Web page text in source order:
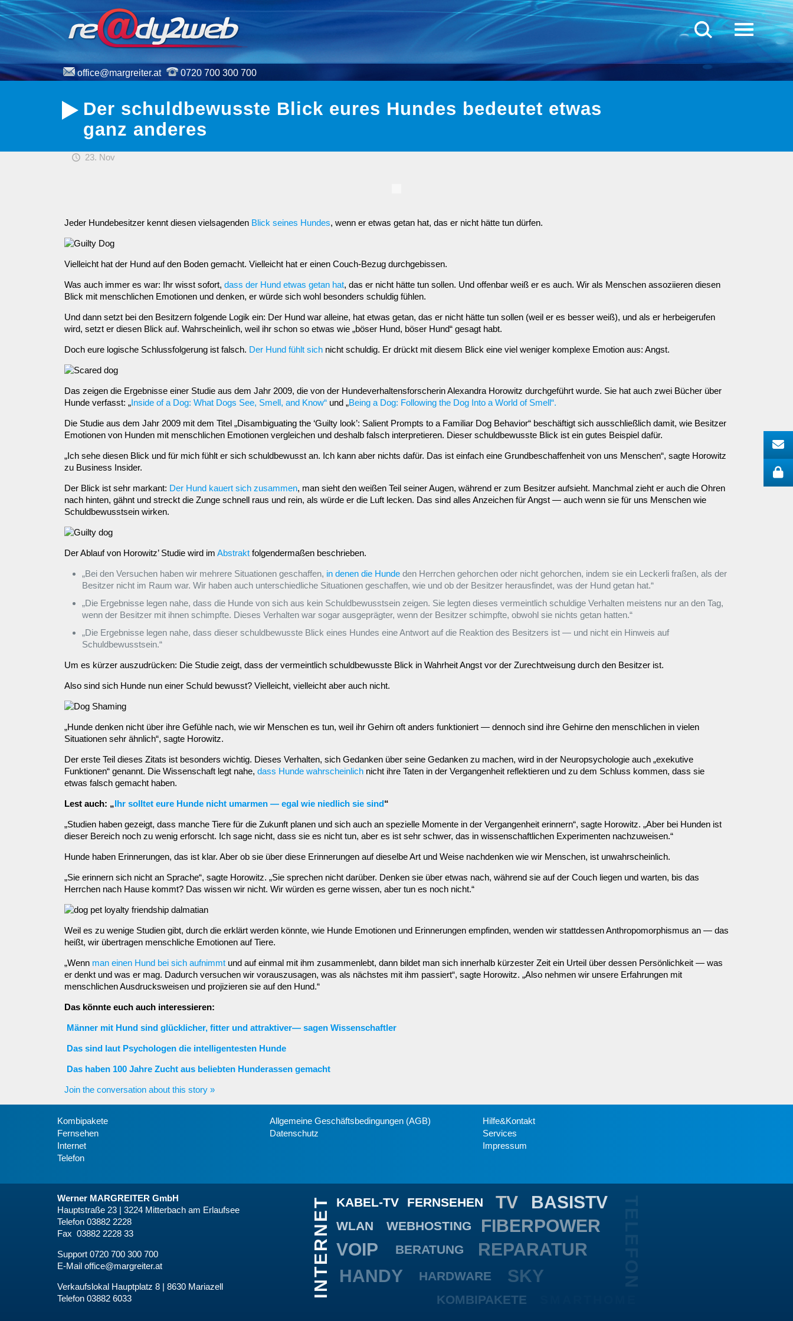
0720 700 300 700
office@margreiter.at
Der schuldbewusste Blick eures Hundes bedeutet etwas
ganz anderes
23. Nov
Jeder Hundebesitzer kennt diesen vielsagenden Blick seines Hundes, wenn er etwas getan hat, das er nicht hätte tun dürfen.
Vielleicht hat der Hund auf den Boden gemacht. Vielleicht hat er einen Couch-Bezug durchgebissen.
Was auch immer es war: Ihr wisst sofort, dass der Hund etwas getan hat, das er nicht hätte tun sollen. Und offenbar weiß er es auch. Wir als Menschen assoziieren diesen
Blick mit menschlichen Emotionen und denken, er würde sich wohl besonders schuldig fühlen.
Und dann setzt bei den Besitzern folgende Logik ein: Der Hund war alleine, hat etwas getan, das er nicht hätte tun sollen (weil er es besser weiß), und als er herbeigerufen
wird, setzt er diesen Blick auf. Wahrscheinlich, weil ihr schon so etwas wie „böser Hund, böser Hund“ gesagt habt.
Doch eure logische Schlussfolgerung ist falsch. Der Hund fühlt sichnicht schuldig. Er drückt mit diesem Blick eine viel weniger komplexe Emotion aus: Angst.
Das zeigen die Ergebnisse einer Studie aus dem Jahr 2009, die von der Hundeverhaltensforscherin Alexandra Horowitz durchgeführt wurde. Sie hat auch zwei Bücher über
Hunde verfasst: „Inside of a Dog: What Dogs See, Smell, and Know“und „Being a Dog: Following the Dog Into a World of Smell“.
Die Studie aus dem Jahr 2009 mit dem Titel „Disambiguating the ‘Guilty look’: Salient Prompts to a Familiar Dog Behavior“ beschäftigt sich ausschließlich damit, wie Besitzer
Emotionen von Hunden mit menschlichen Emotionen vergleichen und deshalb falsch interpretieren. Dieser schuldbewusste Blick ist ein gutes Beispiel dafür.
„Ich sehe diesen Blick und für mich fühlt er sich schuldbewusst an. Ich kann aber nichts dafür. Das ist einfach eine Grundbeschaffenheit von uns Menschen“, sagte Horowitz
zu Business Insider.
Der Blick ist sehr markant: Der Hund kauert sich zusammen, man sieht den weißen Teil seiner Augen, während er zum Besitzer aufsieht. Manchmal zieht er auch die Ohren
nach hinten, gähnt und streckt die Zunge schnell raus und rein, als würde er die Luft lecken. Das sind alles Anzeichen für Angst — auch wenn sie für uns Menschen wie
Schuldbewusstsein wirken.
Der Ablauf von Horowitz’ Studie wird im Abstraktfolgendermaßen beschrieben.
„Bei den Versuchen haben wir mehrere Situationen geschaffen, in denen die Hundeden Herrchen gehorchen oder nicht gehorchen, indem sie ein Leckerli fraßen, als der
Besitzer nicht im Raum war. Wir haben auch unterschiedliche Situationen geschaffen, wie und ob der Besitzer herausfindet, was der Hund getan hat.“
„Die Ergebnisse legen nahe, dass die Hunde von sich aus kein Schuldbewusstsein zeigen. Sie legten dieses vermeintlich schuldige Verhalten meistens nur an den Tag,
wenn der Besitzer mit ihnen schimpfte. Dieses Verhalten war sogar ausgeprägter, wenn der Besitzer schimpfte, obwohl sie nichts getan hatten.“
„Die Ergebnisse legen nahe, dass dieser schuldbewusste Blick eines Hundes eine Antwort auf die Reaktion des Besitzers ist — und nicht ein Hinweis auf
Schuldbewusstsein.“
Um es kürzer auszudrücken: Die Studie zeigt, dass der vermeintlich schuldbewusste Blick in Wahrheit Angst vor der Zurechtweisung durch den Besitzer ist.
Also sind sich Hunde nun einer Schuld bewusst? Vielleicht, vielleicht aber auch nicht.
„Hunde denken nicht über ihre Gefühle nach, wie wir Menschen es tun, weil ihr Gehirn oft anders funktioniert — dennoch sind ihre Gehirne den menschlichen in vielen
Situationen sehr ähnlich“, sagte Horowitz.
Der erste Teil dieses Zitats ist besonders wichtig. Dieses Verhalten, sich Gedanken über seine Gedanken zu machen, wird in der Neuropsychologie auch „exekutive
Funktionen“ genannt. Die Wissenschaft legt nahe, dass Hunde wahrscheinlichnicht ihre Taten in der Vergangenheit reflektieren und zu dem Schluss kommen, dass sie
etwas falsch gemacht haben.
Lest auch: „Ihr solltet eure Hunde nicht umarmen — egal wie niedlich sie sind“
„Studien haben gezeigt, dass manche Tiere für die Zukunft planen und sich auch an spezielle Momente in der Vergangenheit erinnern“, sagte Horowitz. „Aber bei Hunden ist
dieser Bereich noch zu wenig erforscht. Ich sage nicht, dass sie es nicht tun, aber es ist sehr schwer, das in wissenschaftlichen Experimenten nachzuweisen.“
Hunde haben Erinnerungen, das ist klar. Aber ob sie über diese Erinnerungen auf dieselbe Art und Weise nachdenken wie wir Menschen, ist unwahrscheinlich.
„Sie erinnern sich nicht an Sprache“, sagte Horowitz. „Sie sprechen nicht darüber. Denken sie über etwas nach, während sie auf der Couch liegen und warten, bis das
Herrchen nach Hause kommt? Das wissen wir nicht. Wir würden es gerne wissen, aber tun es noch nicht.“
Weil es zu wenige Studien gibt, durch die erklärt werden könnte, wie Hunde Emotionen und Erinnerungen empfinden, wenden wir stattdessen Anthropomorphismus an — das
heißt, wir übertragen menschliche Emotionen auf Tiere.
„Wenn man einen Hund bei sich aufnimmtund auf einmal mit ihm zusammenlebt, dann bildet man sich innerhalb kürzester Zeit ein Urteil über dessen Persönlichkeit — was
er denkt und was er mag. Dadurch versuchen wir vorauszusagen, was als nächstes mit ihm passiert“, sagte Horowitz. „Also nehmen wir unsere Erfahrungen mit
menschlichen Ausdrucksweisen und projizieren sie auf den Hund.“
Das könnte euch auch interessieren:
Männer mit Hund sind glücklicher, fitter und attraktiver— sagen Wissenschaftler
Das sind laut Psychologen die intelligentesten Hunde
Das haben 100 Jahre Zucht aus beliebten Hunderassen gemacht
Join the conversation about this story »
Kombipakete
Fernsehen
Internet
Telefon
Allgemeine Geschäftsbedingungen (AGB)
Datenschutz
Hilfe&Kontakt
Services
Impressum
Werner MARGREITER GmbH
Hauptstraße 23 | 3224 Mitterbach am Erlaufsee
Telefon 03882 2228
Fax 03882 2228 33
Support 0720 700 300 700
E-Mail office@margreiter.at
Verkaufslokal Hauptplatz 8 | 8630 Mariazell
Telefon 03882 6033
KABEL-TV
INTERNET FERNSEHEN TV BASISTV
SKY
WLAN WEBHOSTING
FIBERPOWER
VOIP
BERATUNG
REPARATUR
HANDY
HARDWARE
KOMBIPAKETE